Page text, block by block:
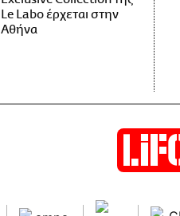
Le Labo έρχεται στην
Αθήνα